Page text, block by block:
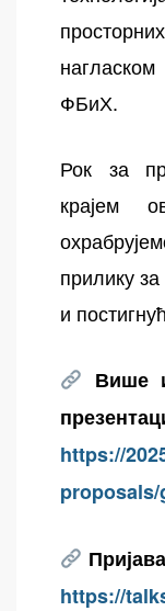
ФБиХ.
Рок за
крајем
прилику
и
Више
https://
https://